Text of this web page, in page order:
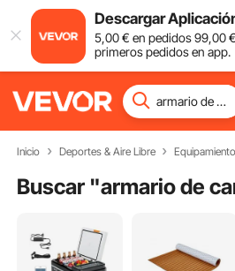
Descargar
5,00€ en pedidos99,00€
primeros pedidos en app.
Inicio Deportes & Aire Libre
Buscar "armario de